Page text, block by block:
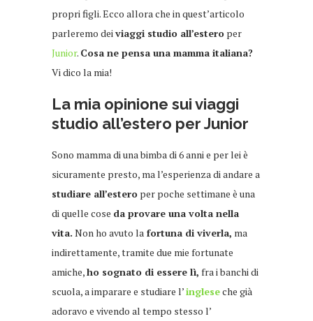
propri figli. Ecco allora che in quest’articolo
parleremo deiviaggi studio all’estero per
Junior. Cosa ne pensa una mamma italiana?
Vi dico la mia!
La mia opinione sui viaggi
studio all’estero per Junior
Sono mamma di una bimba di 6 anni e per lei è
sicuramente presto, ma l’esperienza di andare a
studiare all’estero per poche settimane è una
di quelle cose da provare una volta nella
vita. Non ho avuto la fortuna di viverla, ma
indirettamente, tramite due mie fortunate
amiche,ho sognato di essere lì, fra i banchi di
scuola, a imparare e studiare l’ingleseche già
adoravo e vivendo al tempo stesso l’